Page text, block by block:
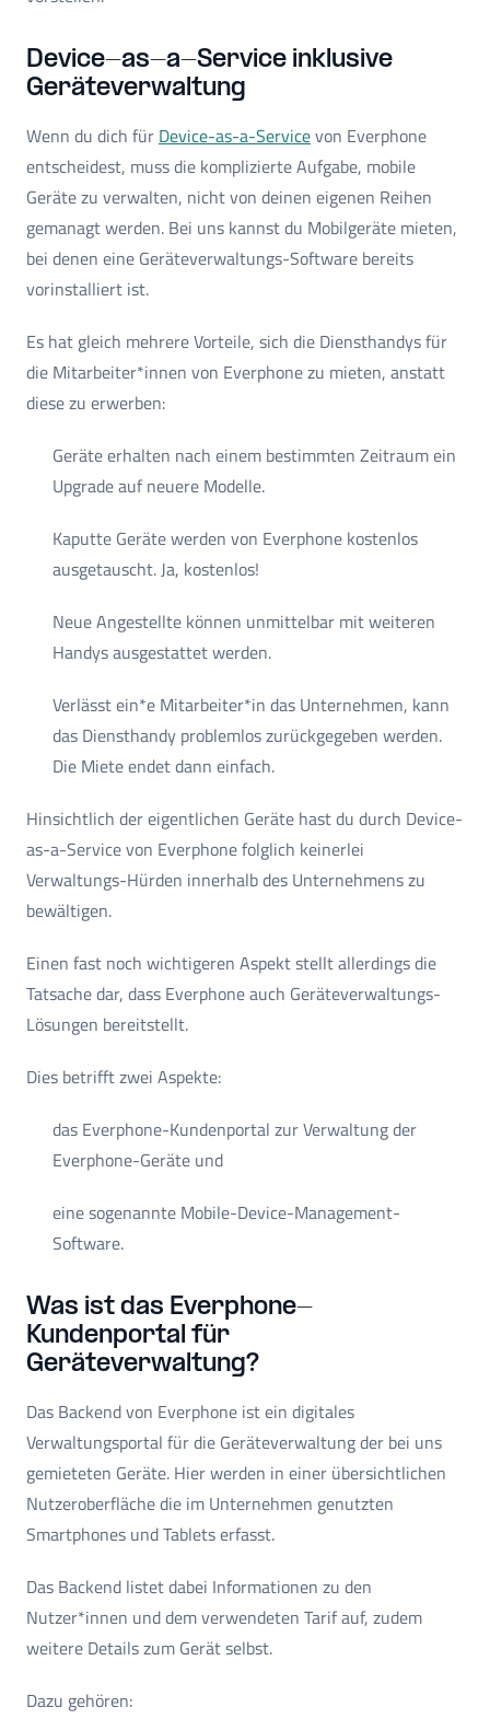
Device-as-a-Service inklusive
Geräteverwaltung
Wenn du dich für Device-as-a-Servicevon Everphone
entscheidest, muss die komplizierte Aufgabe, mobile
Geräte zu verwalten, nicht von deinen eigenen Reihen
gemanagt werden. Bei uns kannst du Mobilgeräte mieten,
bei denen eine Geräteverwaltungs-Software bereits
vorinstalliert ist.
Es hat gleich mehrere Vorteile, sich die Diensthandys für
die Mitarbeiter*innen von Everphone zu mieten, anstatt
diese zu erwerben:
Geräte erhalten nach einem bestimmten Zeitraum ein
Upgrade auf neuere Modelle.
Kaputte Geräte werden von Everphone kostenlos
ausgetauscht. Ja, kostenlos!
Neue Angestellte können unmittelbar mit weiteren
Handys ausgestattet werden.
Verlässt ein*e Mitarbeiter*in das Unternehmen, kann
das Diensthandy problemlos zurückgegeben werden.
Die Miete endet dann einfach.
Hinsichtlich der eigentlichen Geräte hast du durch Device-
as-a-Service von Everphone folglich keinerlei
Verwaltungs-Hürden innerhalb des Unternehmens zu
bewältigen.
Einen fast noch wichtigeren Aspekt stellt allerdings die
Tatsache dar, dass Everphone auch Geräteverwaltungs-
Lösungen bereitstellt.
Dies betrifft zwei Aspekte:
das Everphone-Kundenportal zur Verwaltung der
Everphone-Geräte und
eine sogenannte Mobile-Device-Management-
Software.
Was ist das Everphone-
Kundenportal für
Geräteverwaltung?
Das Backend von Everphone ist ein digitales
Verwaltungsportal für die Geräteverwaltung der bei uns
gemieteten Geräte. Hier werden in einer übersichtlichen
Nutzeroberfläche die im Unternehmen genutzten
Smartphones und Tablets erfasst.
Das Backend listet dabei Informationen zu den
Nutzer*innen und dem verwendeten Tarif auf, zudem
weitere Details zum Gerät selbst.
Dazu gehören: